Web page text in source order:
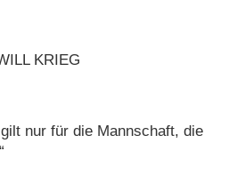
KRIEG
nur für die Mannschaft, die